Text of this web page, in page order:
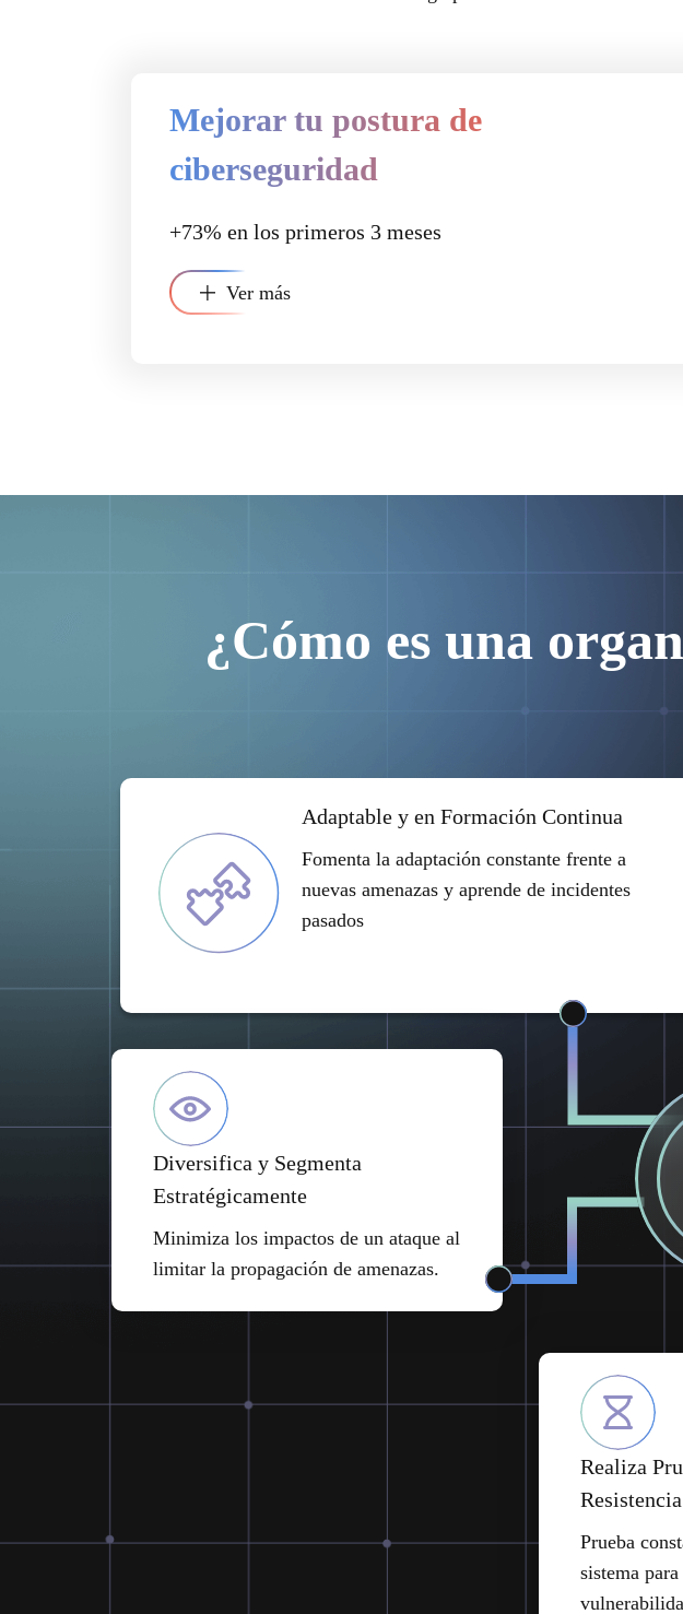
Mejorar tu postura de
ciberseguridad
+73% en los primeros 3 meses
Ver más
¿Cómo es una
Adaptable y en Formación Continua
Fomenta la adaptación constante frente a
nuevas amenazas y aprende de incidentes
pasados
Realiza
Resistencia
Prueba
sistema
Diversifica y Segmenta
Estratégicamente
Minimiza los impactos de un ataque al
limitar la propagación de amenazas.